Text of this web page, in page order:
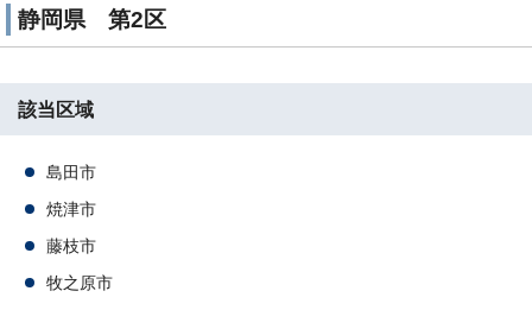
静岡県 第2区
該当区域
島田市
焼津市
藤枝市
牧之原市